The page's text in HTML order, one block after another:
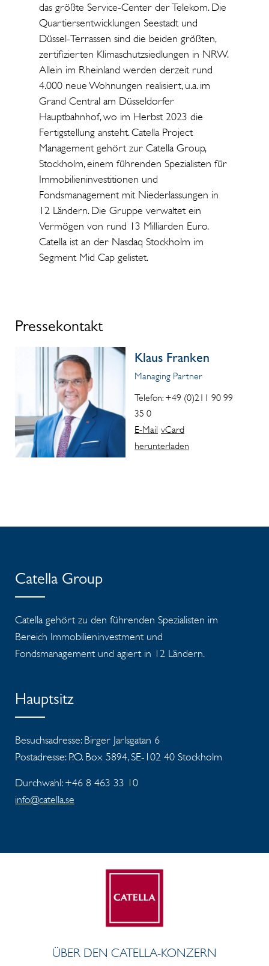
das größte Service-Center der Telekom. Die
Quartiersentwicklungen Seestadt und
Düssel-Terrassen sind die beiden größten,
zertifizierten Klimaschutzsiedlungen in NRW.
Allein im Rheinland werden derzeit rund
4.000 neue Wohnungen realisiert, u.a. im
Grand Central am Düsseldorfer
Hauptbahnhof, wo im Herbst 2023 die
Fertigstellung ansteht. Catella Project
Management gehört zur Catella Group,
Stockholm, einem führenden Spezialisten für
Immobilieninvestitionen und
Fondsmanagement mit Niederlassungen in
12 Ländern. Die Gruppe verwaltet ein
Vermögen von rund 13 Milliarden Euro.
Catella ist an der Nasdaq Stockholm im
Segment Mid Cap gelistet.
Pressekontakt
Klaus Franken
Managing Partner
Telefon: +49 (0)211 90 99
35 0
E-Mail vCard
herunterladen
Catella Group
Catella gehört zu den führenden Spezialisten im
Bereich Immobilieninvestment und
Fondsmanagement und agiert in 12 Ländern.
Hauptsitz
Besuchsadresse: Birger Jarlsgatan 6
Postadresse: P.O. Box 5894, SE-102 40 Stockholm
Durchwahl: +46 8 463 33 10
info@catella.se
ÜBER DEN CATELLA-KONZERN